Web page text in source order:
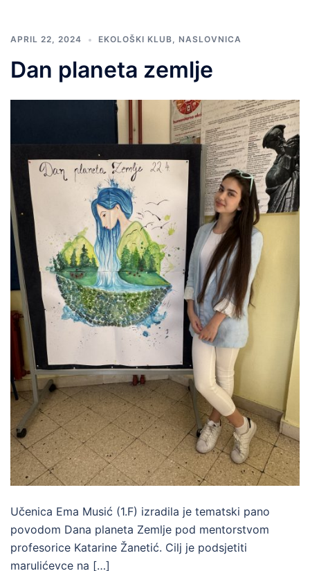
APRIL 22, 2024 EKOLOŠKI KLUB, NASLOVNICA
Dan planeta zemlje
Učenica Ema Musić (1.F) izradila je tematski pano
povodom Dana planeta Zemlje pod mentorstvom
profesorice Katarine Žanetić. Cilj je podsjetiti
marulićevce na […]